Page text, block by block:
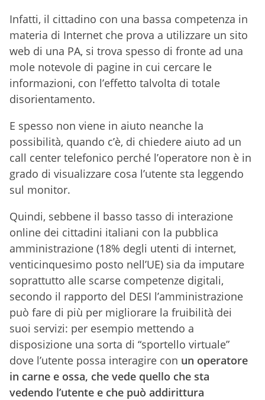
Infatti, il cittadino con una bassa competenza in
materia di Internet che prova a utilizzare un sito
web di una PA, si trova spesso di fronte ad una
mole notevole di pagine in cui cercare le
informazioni, con l’effetto talvolta di totale
disorientamento.
E spesso non viene in aiuto neanche la
possibilità, quando c’è, di chiedere aiuto ad un
call center telefonico perché l’operatore non è in
grado di visualizzare cosa l’utente sta leggendo
sul monitor.
Quindi, sebbene il basso tasso di interazione
online dei cittadini italiani con la pubblica
amministrazione (18% degli utenti di internet,
venticinquesimo posto nell’UE) sia da imputare
soprattutto alle scarse competenze digitali,
secondo il rapporto del DESI l’amministrazione
può fare di più per migliorare la fruibilità dei
suoi servizi: per esempio mettendo a
disposizione una sorta di “sportello virtuale”
dove l’utente possa interagire con un operatore
in carne e ossa, che vede quello che sta
vedendo l’utente e che può addirittura